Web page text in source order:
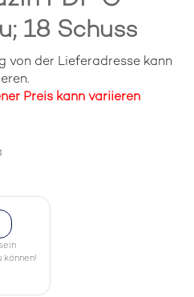
18 Schuss
von der Lieferadresse kann
Preis kann variieren